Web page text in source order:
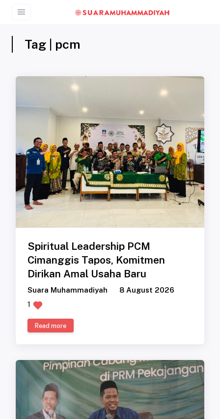
Tag | pcm
Spiritual Leadership PCM
Cimanggis Tapos, Komitmen
Dirikan Amal Usaha Baru
Suara Muhammadiyah
8 August 2026
1
Read more